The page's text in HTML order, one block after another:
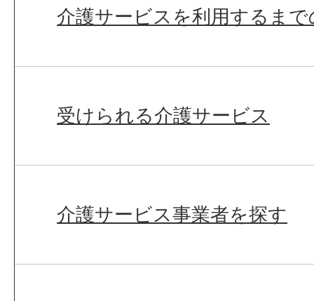
介護サービスを利用するまで
受けられる介護サービス
介護サービス事業者を探す